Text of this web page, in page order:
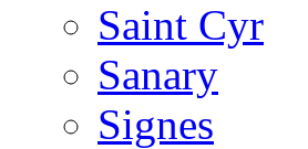
Saint Cyr
Sanary
Signes